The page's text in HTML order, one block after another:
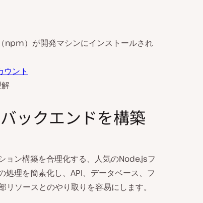
npm）が開発マシンにインストールされ
ウント
ックエンドを構築
ョン構築を合理化する、人気のNode.jsフ
理を簡素化し、API、データベース、フ
ソースとのやり取りを容易にします。